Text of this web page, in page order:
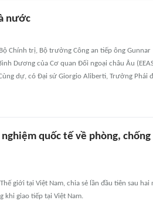
nước
Chính trị, Bộ trưởng Công an tiếp ông Gunnar
Dương của Cơ quan Đối ngoại châu Âu
dự, có Đại sứ Giorgio Aliberti, Trưởng Phái
quốc tế về phòng, chống
giới tại Việt Nam, chia sẻ lần đầu tiên sau hai
khi giao tiếp tại Việt Nam.